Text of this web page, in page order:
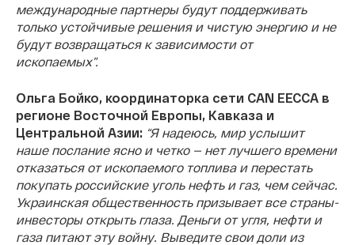
международные партнеры будут поддерживать
только устойчивые решения и чистую энергию и не
будут возвращаться к зависимости от
ископаемых”.
Ольга Бойко, координаторка сети CAN EECCA в
регионе Восточной Европы, Кавказа и
Центральной Азии: “Я надеюсь, мир услышит
наше послание ясно и четко — нет лучшего времени
отказаться от ископаемого топлива и перестать
покупать российские уголь нефть и газ, чем сейчас.
Украинская общественность призывает все страны-
инвесторы открыть глаза. Деньги от угля, нефти и
газа питают эту войну. Выведите свои доли из